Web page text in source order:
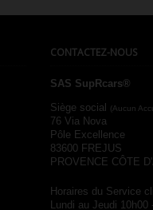
CONTACTEZ-NOUS
SAS SupRcars®
Siège social
(Aucun
76 Via Nova
Pôle Excellence
83600 FREJUS
PROVENCE CÔTE
Horaires du Service
Lundi au Jeudi 10h00